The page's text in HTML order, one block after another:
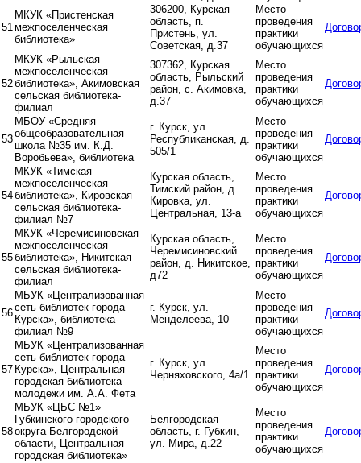
51
МКУК «Пристенская
межпоселенческая
библиотека»
306200, Курская
область, п.
Пристень, ул.
Советская, д.37
Место
проведения
практики
обучающихся
52
МКУК «Рыльская
межпоселенческая
библиотека», Акимовская
сельская библиотека-
филиал
307362, Курская
область, Рыльский
район, с. Акимовка,
д.37
Место
проведения
практики
обучающихся
53
МБОУ «Средняя
общеобразовательная
школа №35 им. К.Д.
Воробьева», библиотека
г. Курск, ул.
Республиканская, д.
505/1
Место
проведения
практики
обучающихся
54
МКУК «Тимская
межпоселенческая
библиотека», Кировская
сельская библиотека-
филиал №7
Курская область,
Тимский район, д.
Кировка, ул.
Центральная, 13-а
Место
проведения
практики
обучающихся
55
МКУК «Черемисиновская
межпоселенческая
библиотека», Никитская
сельская библиотека-
филиал
Курская область,
Черемисиновский
район, д. Никитское,
д72
Место
проведения
практики
обучающихся
56
МБУК «Централизованная
сеть библиотек города
Курска», библиотека-
филиал №9
г. Курск, ул.
Менделеева, 10
Место
проведения
практики
обучающихся
57
МБУК «Централизованная
сеть библиотек города
Курска», Центральная
городская библиотека
молодежи им. А.А. Фета
г. Курск, ул.
Черняховского, 4а/1
Место
проведения
практики
обучающихся
58
МБУК «ЦБС №1»
Губкинского городского
округа Белгородской
области, Центральная
городская библиотека»
Белгородская
область, г. Губкин,
ул. Мира, д.22
Место
проведения
практики
обучающихся